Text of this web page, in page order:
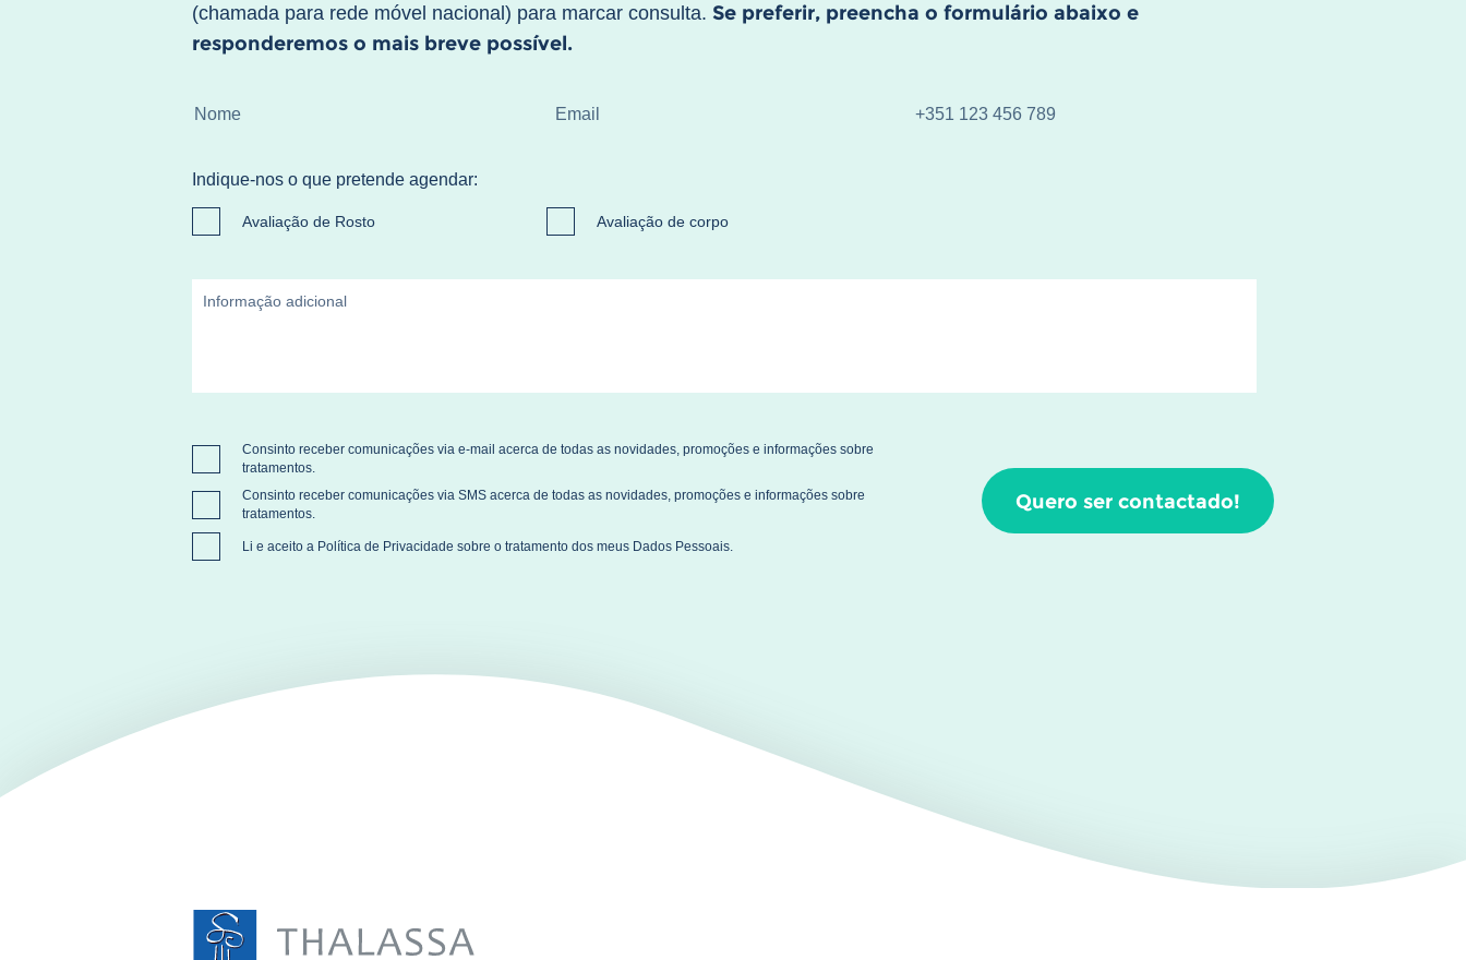
(chamada para rede móvel nacional) para marcar consulta. Se preferir, preencha o formulário abaixo e
responderemos o mais breve possível.
Indique-nos o que pretende agendar:
Avaliação de Rosto Avaliação de corpo
Consinto receber comunicações via e-mail acerca de todas as novidades, promoções e informações sobre
tratamentos.
Consinto receber comunicações via SMS acerca de todas as novidades, promoções e informações sobre
tratamentos.
Li e aceito a Política de Privacidade sobre o tratamento dos meus Dados Pessoais.
Quero ser contactado!